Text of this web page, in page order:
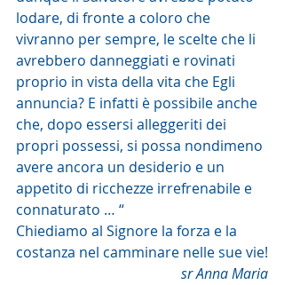
lodare, di fronte a coloro che
vivranno per sempre, le scelte che li
avrebbero danneggiati e rovinati
proprio in vista della vita che Egli
annuncia? E infatti è possibile anche
che, dopo essersi alleggeriti dei
propri possessi, si possa nondimeno
avere ancora un desiderio e un
appetito di ricchezze irrefrenabile e
connaturato … “
Chiediamo al Signore la forza e la
costanza nel camminare nelle sue vie!
sr Anna Maria